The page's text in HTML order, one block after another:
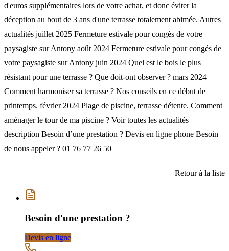
d'euros supplémentaires lors de votre achat, et donc éviter la
déception au bout de 3 ans d'une terrasse totalement abimée. Autres
actualités juillet 2025 Fermeture estivale pour congès de votre
paysagiste sur Antony août 2024 Fermeture estivale pour congés de
votre paysagiste sur Antony juin 2024 Quel est le bois le plus
résistant pour une terrasse ? Que doit-ont observer ? mars 2024
Comment harmoniser sa terrasse ? Nos conseils en ce début de
printemps. février 2024 Plage de piscine, terrasse détente. Comment
aménager le tour de ma piscine ? Voir toutes les actualités
description Besoin d’une prestation ? Devis en ligne phone Besoin
de nous appeler ? 01 76 77 26 50
Retour à la liste
Besoin d'une prestation ?
Devis en ligne